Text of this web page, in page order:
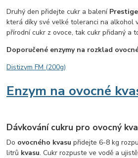
Druhý den přidejte cukr a balení
která díky své velké toleranci na alkohol
přírodní cukr z ovoce, tak cukr přidaný a
Doporučené enzymy na rozklad
Distizym FM (200g)
Enzym na ovocné
Dávkování cukru pro ovocný
Do ovocného kvasu přidejte 6-8 kg
litrů kvasu. Cukr rozpuste ve vodě a